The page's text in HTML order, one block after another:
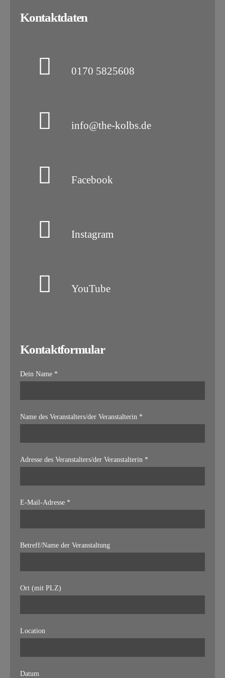
Kontaktdaten
0170 5825608
info@the-kolbs.de
Facebook
Instagram
YouTube
Kontaktformular
Dein Name *
Name des Veranstalters/der Veranstalterin *
Adresse des Veranstalters/der Veranstalterin *
E-Mail-Adresse *
Betreff/Name der Veranstaltung
Ort (mit PLZ)
Location
Datum